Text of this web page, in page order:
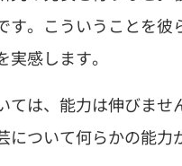
す。こういうことを
感します。
ては、能力は伸びま
について何らかの能